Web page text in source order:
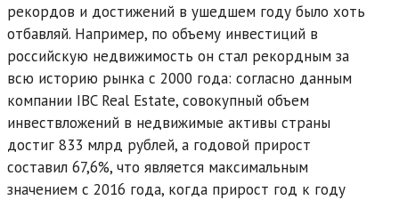
рекордов и достижений в ушедшем году было хоть
отбавляй. Например, по объему инвестиций в
российскую недвижимость он стал рекордным за
всю историю рынка с 2000 года: согласно данным
компании IBC Real Estate, совокупный объем
инвествложений в недвижимые активы страны
достиг 833 млрд рублей, а годовой прирост
составил 67,6%, что является максимальным
значением с 2016 года, когда прирост год к году